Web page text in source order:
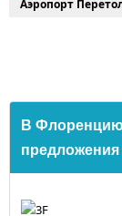
Аэропорт
В
предложения